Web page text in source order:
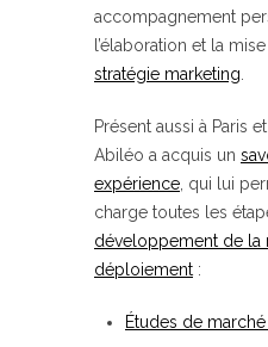
accompagnement
l’élaboration et la
stratégie marketing
Présent aussi à Paris
Abiléo a acquis un
expérience , qui lui
charge toutes les
développement de la
déploiement :
Études de